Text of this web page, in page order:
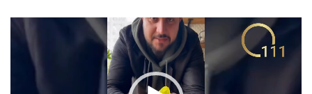
vídeo